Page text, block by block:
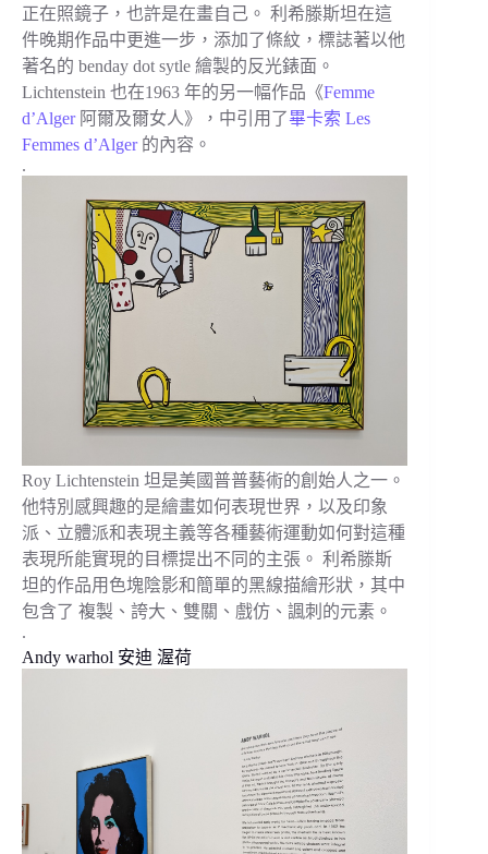
正在照鏡子，也許是在畫自己。 利希滕斯坦在這
件晚期作品中更進一步，添加了條紋，標誌著以他
著名的 benday dot sytle 繪製的反光錶面。
Lichtenstein 也在1963 年的另一幅作品《Femme
d’Alger 阿爾及爾女人》，中引用了畢卡索 Les
Femmes d’Alger的內容。
.
Roy Lichtenstein 坦是美國普普藝術的創始人之一。
他特別感興趣的是繪畫如何表現世界，以及印象
派、立體派和表現主義等各種藝術運動如何對這種
表現所能實現的目標提出不同的主張。 利希滕斯
坦的作品用色塊陰影和簡單的黑線描繪形狀，其中
包含了 複製、誇大、雙關、戲仿、諷刺的元素。
.
Andy warhol 安迪 渥荷